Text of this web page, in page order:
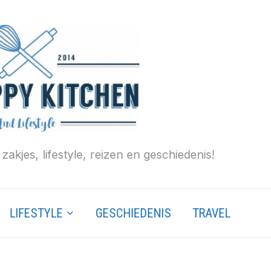
lifestyle, reizen en geschiedenis!
LIFESTYLE GESCHIEDENIS TRAVEL